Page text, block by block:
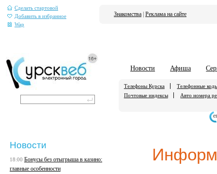
Сделать стартовой
Добавить в избранное
Wap
Знакомства Реклама на сайте
Новости Афиша
Телефоны Курска
Телефонные
Почтовые индексы
Авто номера
Новости
18:00 Бонусы без отыгрыша в казино:
главные особенности